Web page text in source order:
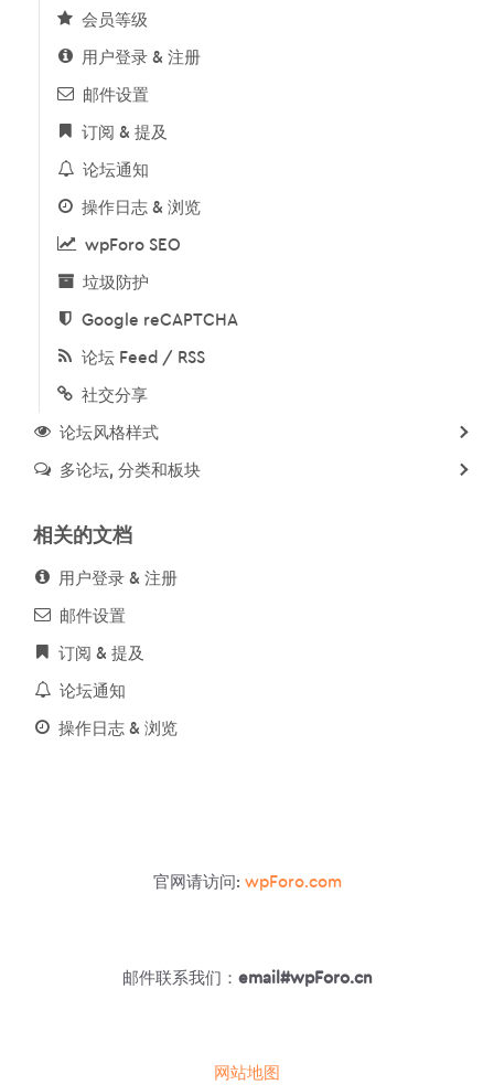
会员等级
用户登录 & 注册
邮件设置
订阅 & 提及
论坛通知
操作日志 & 浏览
wpForo SEO
垃圾防护
Google reCAPTCHA
论坛 Feed / RSS
社交分享
论坛风格样式
多论坛, 分类和板块
相关的文档
用户登录 & 注册
邮件设置
订阅 & 提及
论坛通知
操作日志 & 浏览
官网请访问: wpForo.com
邮件联系我们： email#wpForo.cn
网站地图